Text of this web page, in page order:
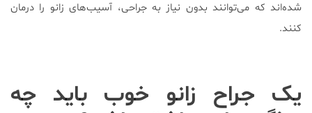
شده‌اند که می‌توانند بدون نیاز به جراحی، آسیب‌های زانو را درمان
کنند.
یک جراح زانو خوب باید چه